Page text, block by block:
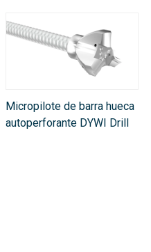
Micropilote de barra hueca
autoperforante DYWI Drill